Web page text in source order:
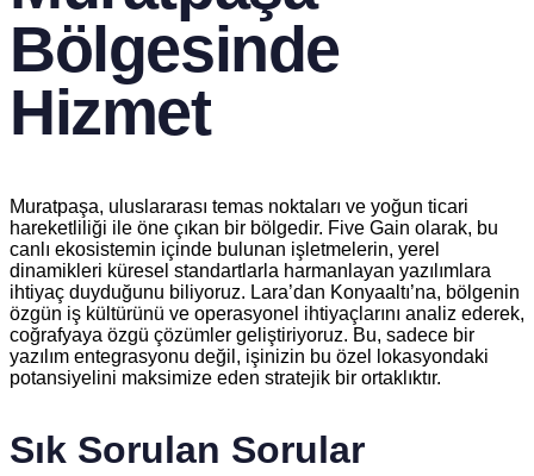
Bölgesinde
Hizmet
Muratpaşa, uluslararası temas noktaları ve yoğun ticari
hareketliliği ile öne çıkan bir bölgedir. Five Gain olarak, bu
canlı ekosistemin içinde bulunan işletmelerin, yerel
dinamikleri küresel standartlarla harmanlayan yazılımlara
ihtiyaç duyduğunu biliyoruz. Lara’dan Konyaaltı’na, bölgenin
özgün iş kültürünü ve operasyonel ihtiyaçlarını analiz ederek,
coğrafyaya özgü çözümler geliştiriyoruz. Bu, sadece bir
yazılım entegrasyonu değil, işinizin bu özel lokasyondaki
potansiyelini maksimize eden stratejik bir ortaklıktır.
Sık Sorulan Sorular